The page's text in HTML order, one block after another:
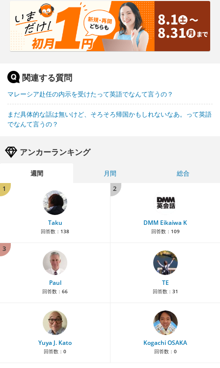
関連する質問
マレーシア赴任の内示を受けたって英語でなんて言うの？
まだ具体的な話は無いけど、そろそろ帰国かもしれないなあ。って英語
でなんて言うの？
アンカーランキング
週間 月間
総合
1
Taku
回答数： 138
2
DMM Eikaiwa K
回答数： 109
3
Paul
回答数： 66
TE
回答数： 31
Yuya J. Kato
回答数： 0
Kogachi OSAKA
回答数： 0